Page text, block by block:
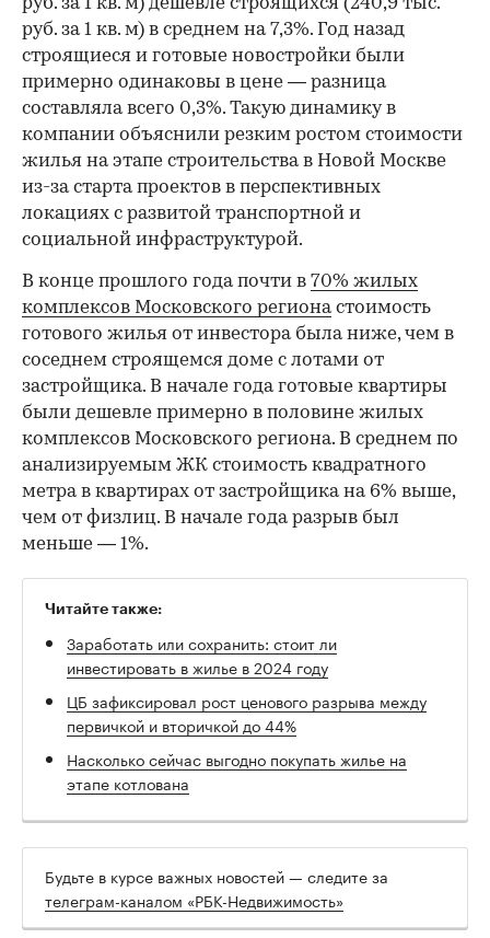
руб. за 1 кв. м) в среднем на 7,3%. Год назад
строящиеся и готовые новостройки были
примерно одинаковы в цене — разница
составляла всего 0,3%. Такую динамику в
компании объяснили резким ростом стоимости
жилья на этапе строительства в Новой Москве
из-за старта проектов в перспективных
локациях с развитой транспортной и
социальной инфраструктурой.
В конце прошлого года почти в 70% жилых
комплексов Московского регионастоимость
готового жилья от инвестора была ниже, чем в
соседнем строящемся доме с лотами от
застройщика. В начале года готовые квартиры
были дешевле примерно в половине жилых
комплексов Московского региона. В среднем по
анализируемым ЖК стоимость квадратного
метра в квартирах от застройщика на 6% выше,
чем от физлиц. В начале года разрыв был
меньше — 1%.
Читайте также:
Заработать или сохранить: стоит ли
инвестировать в жилье в 2024 году
ЦБ зафиксировал рост ценового разрыва между
первичкой и вторичкой до 44%
Насколько сейчас выгодно покупать жилье на
этапе котлована
Будьте в курсе важных новостей — следите за
телеграм-каналом «РБК-Недвижимость»